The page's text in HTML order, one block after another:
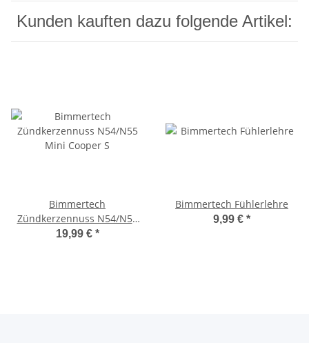
Kunden kauften dazu folgende Artikel:
Bimmertech
Zündkerzennuss N54/N55
Mini Cooper S
19,99 € *
Bimmertech Fühlerlehre
9,99 € *